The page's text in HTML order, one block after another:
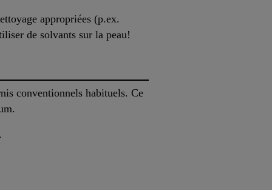
appropriées (p.ex.
de solvants sur la peau!
conventionnels habituels. Ce